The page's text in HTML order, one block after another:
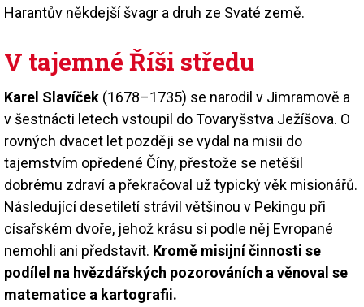
Harantův někdejší švagr a druh ze Svaté země.
V tajemné Říši středu
Karel Slavíček (1678–1735) se narodil v Jimramově a
v šestnácti letech vstoupil do Tovaryšstva Ježíšova. O
rovných dvacet let později se vydal na misii do
tajemstvím opředené Číny, přestože se netěšil
dobrému zdraví a překračoval už typický věk misionářů.
Následující desetiletí strávil většinou v Pekingu při
císařském dvoře, jehož krásu si podle něj Evropané
nemohli ani představit. Kromě misijní činnosti se
podílel na hvězdářských pozorováních a věnoval se
matematice a kartografii.